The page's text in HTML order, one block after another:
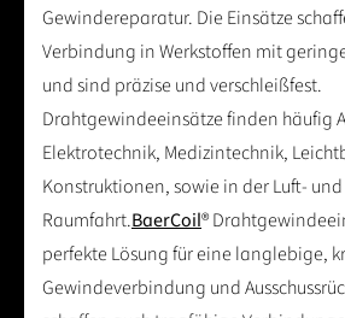
Gewindereparatur. Die Einsätze
Verbindung in Werkstoffen mit
und sind präzise und verschleißfest.
Drahtgewindeeinsätze finden häufig
Elektrotechnik, Medizintechnik,
Konstruktionen, sowie in der Luft- und
Raumfahrt.BaerCoil®
perfekte Lösung für eine langlebige,
Gewindeverbindung und